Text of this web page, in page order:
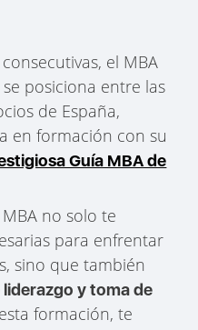
el MBA
se posiciona entre las
de España,
en formación con su
Guía MBA de
no solo te
para enfrentar
sino que también
y toma de
formación, te